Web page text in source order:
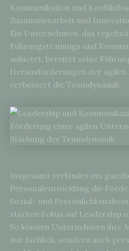
Kommunikation und
Zusammenarbeit und
Ein Unternehmen, das
Führungstrainings und
anbietet, bereitet seine
Herausforderungen der
verbessert die Teamdynamik.
Insgesamt verbindet ein
Personalentwicklung die
Sozial- und
starken Fokus auf Leadership
So können Unternehmen ihre
nur fachlich, sondern auch